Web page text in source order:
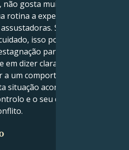
gosta muito de mudanças
rotina a experimentar coisas
Se algumas
isso pode, por vezes,
para elas. Pode
dizer claramente o que
um comportamento
situação aconteceu porque a
e o seu desejo de